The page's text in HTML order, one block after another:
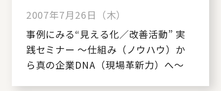
2007年7月26日（木）
事例にみる“見える化／改善活動” 実
践セミナー ～仕組み（ノウハウ）か
ら真の企業DNA（現場革新力）へ～